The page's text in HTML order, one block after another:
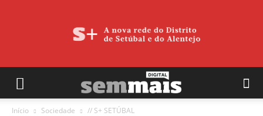
Início Sociedade // S+ SETÚBAL